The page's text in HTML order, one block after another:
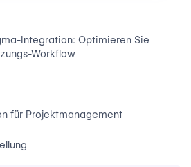
Integration: Optimieren Sie
Workflow
für Projektmanagement